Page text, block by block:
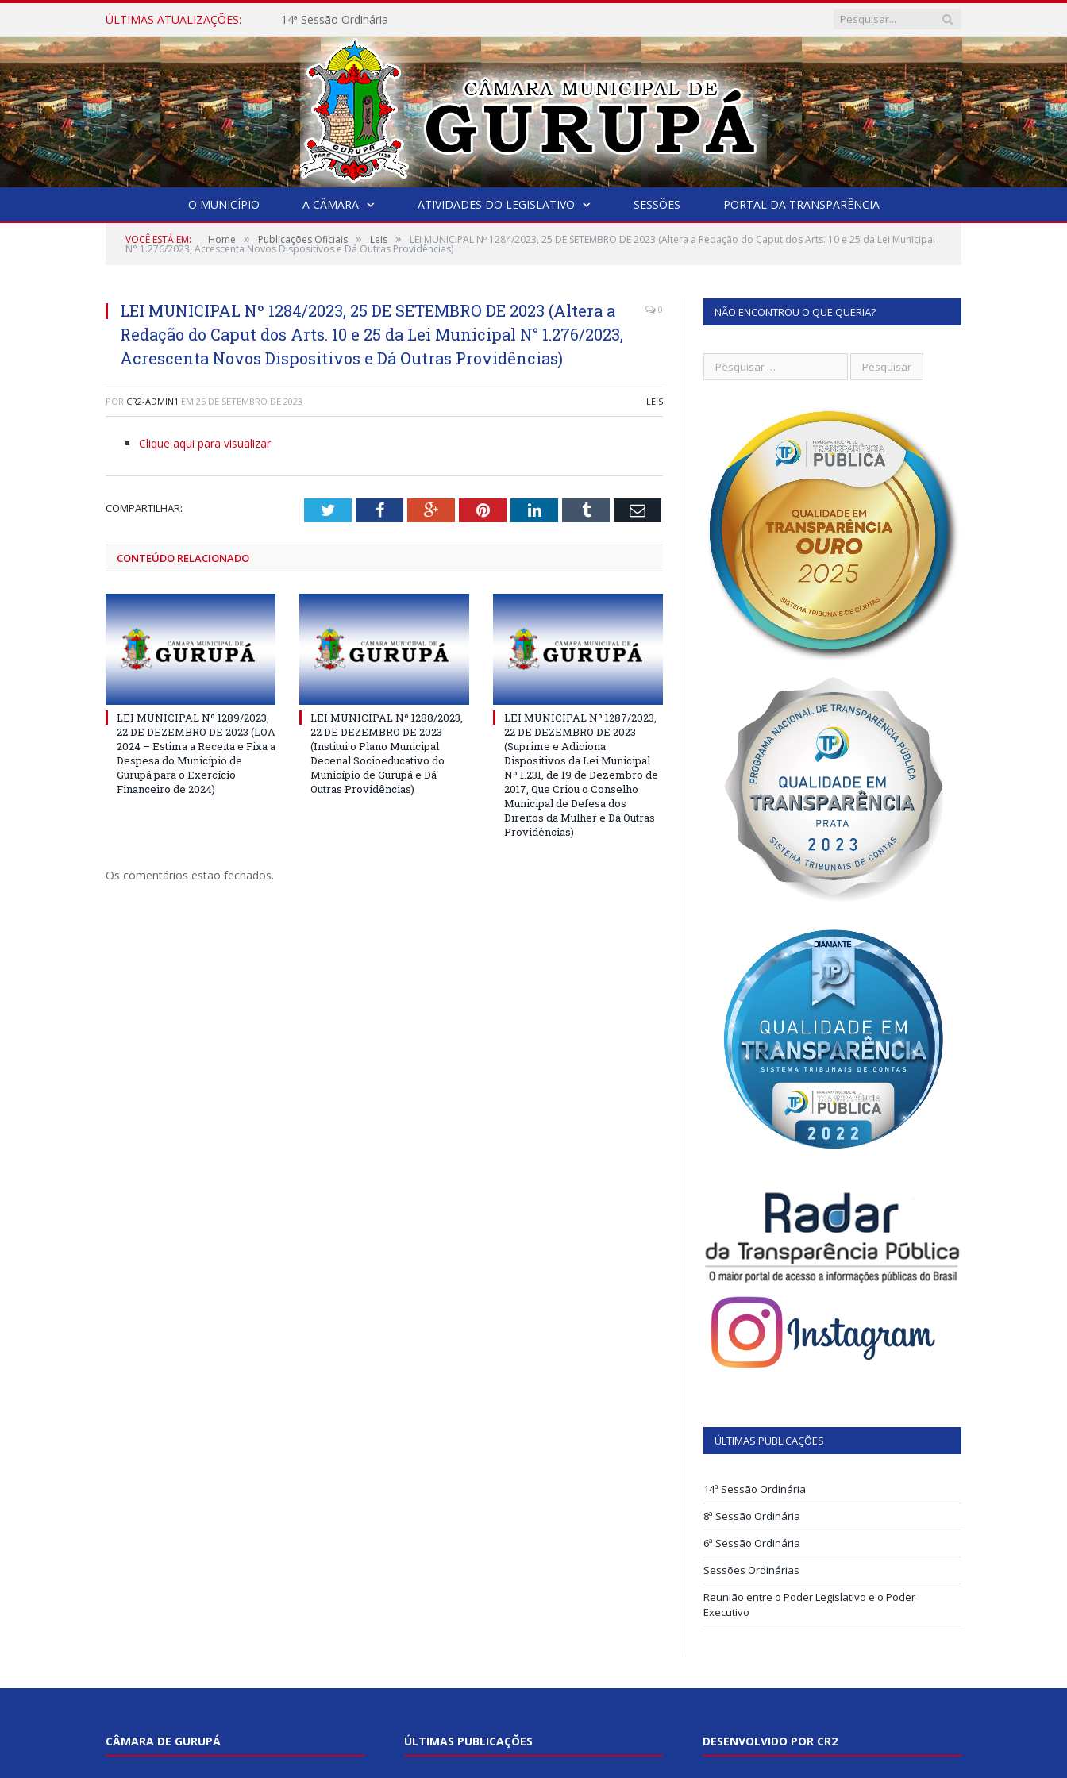
ÚLTIMAS ATUALIZAÇÕES: 14ª Sessão Ordinária
O MUNICÍPIO A CÂMARA ATIVIDADES DO LEGISLATIVO SESSÕES PORTAL DA TRANSPARÊNCIA
VOCÊ ESTÁ EM: Home » Publicações Oficiais » Leis » LEI MUNICIPAL Nº 1284/2023, 25 DE SETEMBRO DE 2023 (Altera a Redação do Caput dos Arts. 10 e 25 da Lei Municipal
N° 1.276/2023, Acrescenta Novos Dispositivos e Dá Outras Providências)
LEI MUNICIPAL Nº 1284/2023, 25 DE SETEMBRO DE 2023 (Altera a
Redação do Caput dos Arts. 10 e 25 da Lei Municipal N° 1.276/2023,
Acrescenta Novos Dispositivos e Dá Outras Providências)
0
POR CR2-ADMIN1 EM 25 DE SETEMBRO DE 2023 LEIS
Clique aqui para visualizar
COMPARTILHAR: TwitterFacebookGoogle+PinterestLinkedInTumblr Email
CONTEÚDO RELACIONADO
LEI MUNICIPAL Nº 1289/2023,
22 DE DEZEMBRO DE 2023 (LOA
2024 – Estima a Receita e Fixa a
Despesa do Município de
Gurupá para o Exercício
Financeiro de 2024)
LEI MUNICIPAL Nº 1288/2023,
22 DE DEZEMBRO DE 2023
(Institui o Plano Municipal
Decenal Socioeducativo do
Município de Gurupá e Dá
Outras Providências)
LEI MUNICIPAL Nº 1287/2023,
22 DE DEZEMBRO DE 2023
(Suprime e Adiciona
Dispositivos da Lei Municipal
Nº 1.231, de 19 de Dezembro de
2017, Que Criou o Conselho
Municipal de Defesa dos
Direitos da Mulher e Dá Outras
Providências)
Os comentários estão fechados.
NÃO ENCONTROU O QUE QUERIA?
ÚLTIMAS PUBLICAÇÕES
14ª Sessão Ordinária
8ª Sessão Ordinária
6ª Sessão Ordinária
Sessões Ordinárias
Reunião entre o Poder Legislativo e o Poder
Executivo
CÂMARA DE GURUPÁ ÚLTIMAS PUBLICAÇÕES DESENVOLVIDO POR CR2